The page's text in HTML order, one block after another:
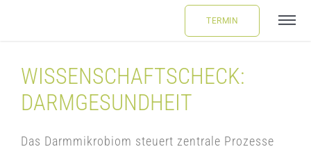
ÜBER UNS
LEISTUNGEN
TERMIN
WISSENSCHAFTSCHECK:
DARMGESUNDHEIT
Das Darmmikrobiom steuert zentrale Prozesse